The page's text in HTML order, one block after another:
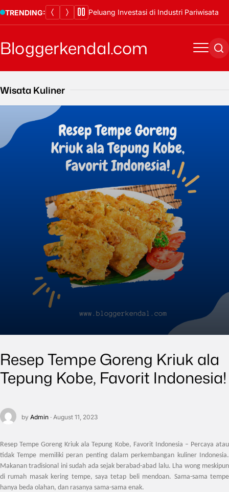
to
TRENDING: Peluang Investasi di Industri Pariwisata
Bloggerkendal.com Menu
Wisata Kuliner
Resep Tempe Goreng Kriuk ala
Tepung Kobe, Favorit Indonesia!
by Admin · August 11, 2023
Resep Tempe Goreng Kriuk ala Tepung Kobe, Favorit Indonesia – Percaya atau
tidak Tempe memiliki peran penting dalam perkembangan kuliner Indonesia.
Makanan tradisional ini sudah ada sejak berabad-abad lalu. Lha wong meskipun
di rumah masak kering tempe, saya tetap beli mendoan. Sama-sama tempe
hanya beda olahan, dan rasanya sama-sama enak.